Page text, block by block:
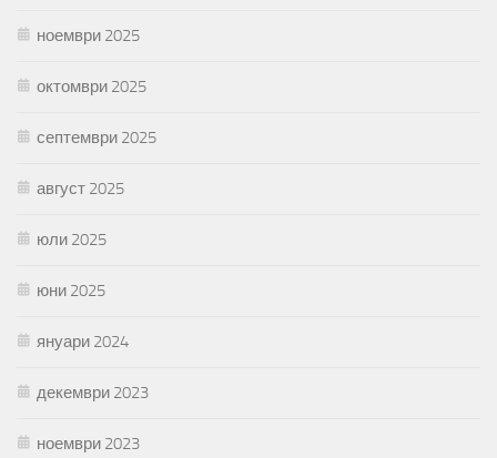
ноември 2025
октомври 2025
септември 2025
август 2025
юли 2025
юни 2025
януари 2024
декември 2023
ноември 2023